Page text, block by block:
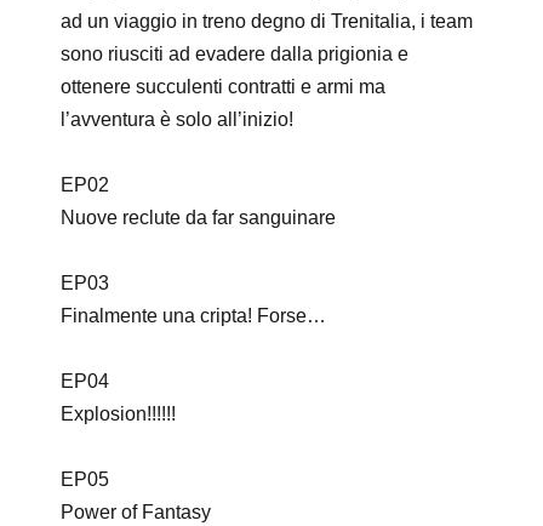
ad un viaggio in treno degno di Trenitalia, i team
sono riusciti ad evadere dalla prigionia e
ottenere succulenti contratti e armi ma
l’avventura è solo all’inizio!
EP02
Nuove reclute da far sanguinare
EP03
Finalmente una cripta! Forse…
EP04
Explosion!!!!!!
EP05
Power of Fantasy